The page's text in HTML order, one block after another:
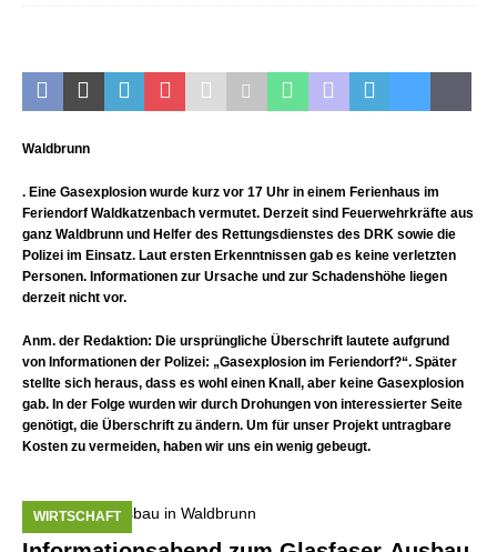
Waldbrunn
. Eine Gasexplosion wurde kurz vor 17 Uhr in einem Ferienhaus im
Feriendorf Waldkatzenbach vermutet. Derzeit sind Feuerwehrkräfte aus
ganz Waldbrunn und Helfer des Rettungsdienstes des DRK sowie die
Polizei im Einsatz. Laut ersten Erkenntnissen gab es keine verletzten
Personen. Informationen zur Ursache und zur Schadenshöhe liegen
derzeit nicht vor.
Anm. der Redaktion: Die ursprüngliche Überschrift lautete aufgrund
von Informationen der Polizei: „Gasexplosion im Feriendorf?“. Später
stellte sich heraus, dass es wohl einen Knall, aber keine Gasexplosion
gab. In der Folge wurden wir durch Drohungen von interessierter Seite
genötigt, die Überschrift zu ändern. Um für unser Projekt untragbare
Kosten zu vermeiden, haben wir uns ein wenig gebeugt.
WIRTSCHAFT